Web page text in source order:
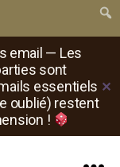
email — Les
sont
essentiels
oublié) restent
!
✕